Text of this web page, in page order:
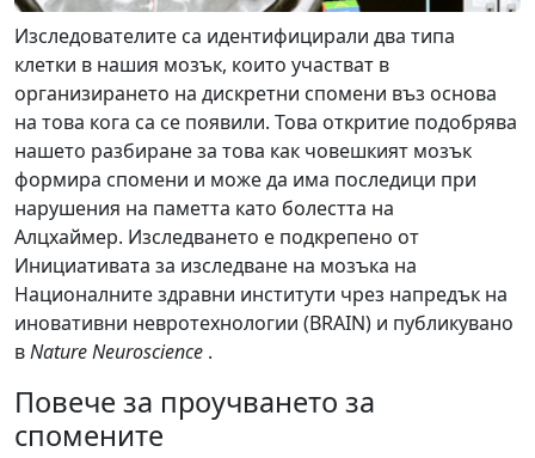
Изследователите са идентифицирали два типа
клетки в нашия мозък, които участват в
организирането на дискретни спомени въз основа
на това кога са се появили. Това откритие подобрява
нашето разбиране за това как човешкият мозък
формира спомени и може да има последици при
нарушения на паметта като болестта на
Алцхаймер. Изследването е подкрепено от
Инициативата за изследване на мозъка на
Националните здравни институти чрез напредък на
иновативни невротехнологии (BRAIN) и публикувано
вNature Neuroscience .
Повече за проучването за
спомените